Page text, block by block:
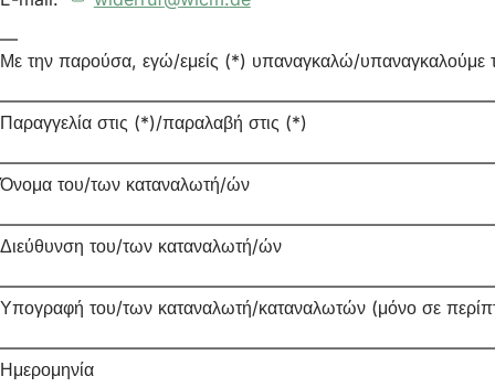
—
Με την παρούσα, εγώ/εμείς (*) υπαναγκαλώ/
Παραγγελία στις (*)/παραλαβή στις (*)
Όνομα του/των καταναλωτή/ών
Διεύθυνση του/των καταναλωτή/ών
Υπογραφή του/των καταναλωτή/καταναλωτών (μόνο σε
Ημερομηνία